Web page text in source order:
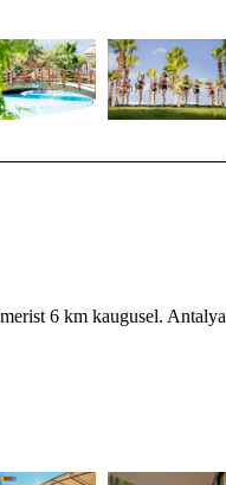
6 km kaugusel. Antalya